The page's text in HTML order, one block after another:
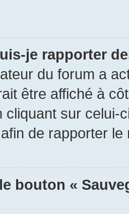
je rapporter
du forum a
être affiché à
cliquant sur
de rapporter le
bouton «